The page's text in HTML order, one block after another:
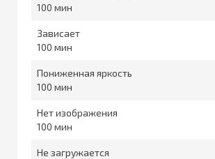
100
Зависает
100
Пониженная яркость
100
Нет изображения
100
Не загружается